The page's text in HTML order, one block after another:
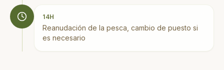
14H
Reanudación de la pesca, cambio de puesto si
es necesario